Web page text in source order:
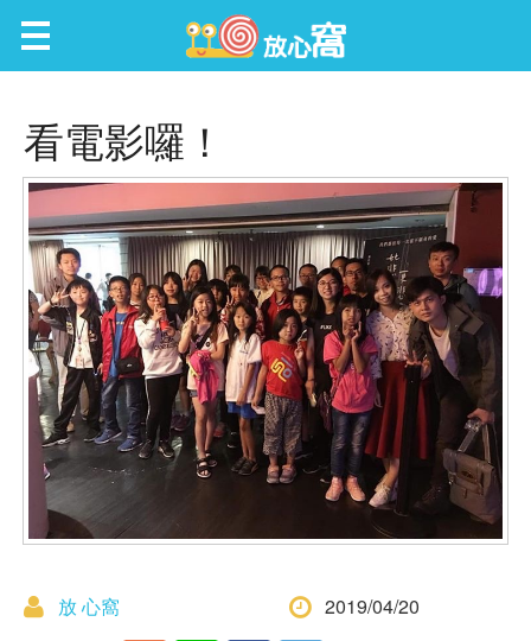
看電影囉！
放 心窩 2019/04/20